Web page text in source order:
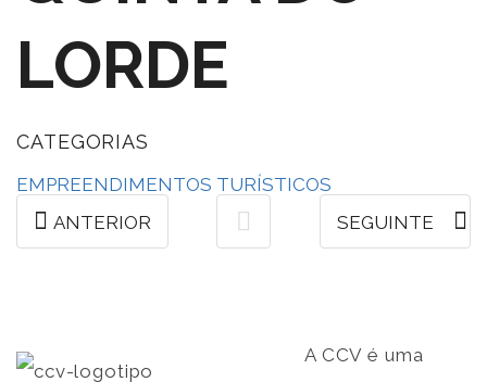
LORDE
CATEGORIAS
EMPREENDIMENTOS TURÍSTICOS
ANTERIOR
SEGUINTE
A CCV é uma